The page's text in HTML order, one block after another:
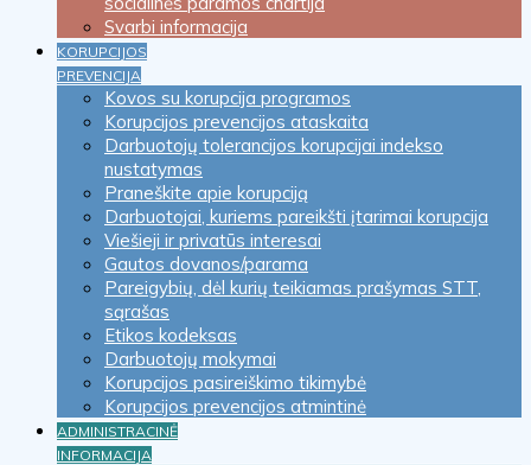
Svarbi informacija
KORUPCIJOS
PREVENCIJA
Kovos su korupcija programos
Korupcijos prevencijos ataskaita
Darbuotojų tolerancijos korupcijai indekso
nustatymas
Praneškite apie korupciją
Darbuotojai, kuriems pareikšti įtarimai korupcija
Viešieji ir privatūs interesai
Gautos dovanos/parama
Pareigybių, dėl kurių teikiamas prašymas STT,
sąrašas
Etikos kodeksas
Darbuotojų mokymai
Korupcijos pasireiškimo tikimybė
Korupcijos prevencijos atmintinė
ADMINISTRACINĖ
INFORMACIJA